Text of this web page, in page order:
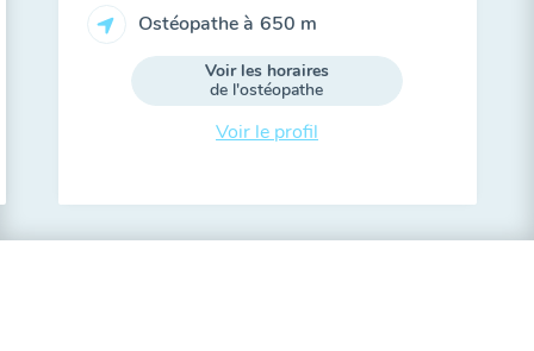
Ostéopathe à 650 m
Voir les horaires
de l'ostéopathe
Voir le profil